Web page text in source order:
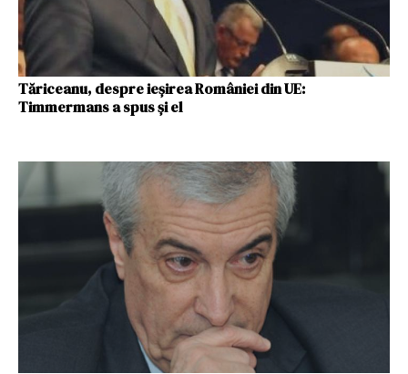
Tăriceanu, despre ieșirea României din UE:
Timmermans a spus şi el